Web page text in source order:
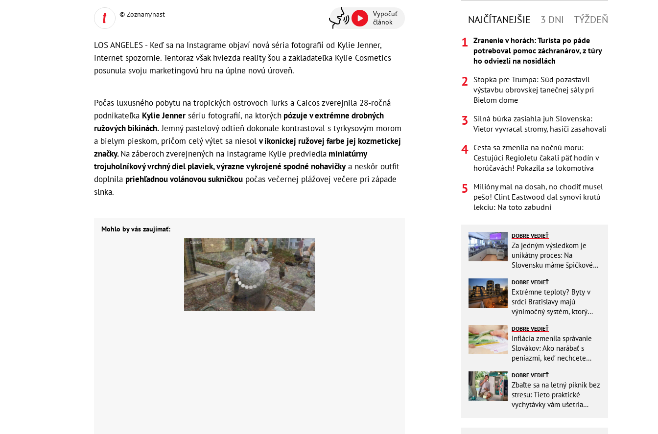
© Zoznam/nast
Vypočuť
článok
LOS ANGELES - Keď sa na Instagrame objaví nová séria fotografií od Kylie Jenner,
internet spozornie. Tentoraz však hviezda reality šou a zakladateľka Kylie Cosmetics
posunula svoju marketingovú hru na úplne novú úroveň.
Počas luxusného pobytu na tropických ostrovoch Turks a Caicos zverejnila 28-ročná
podnikateľka Kylie Jenner sériu fotografií, na ktorých pózuje v extrémne drobných
ružových bikinách.Jemný pastelový odtieň dokonale kontrastoval s tyrkysovým morom
a bielym pieskom, pričom celý výlet sa niesol v ikonickej ružovej farbe jej kozmetickej
značky.Na záberoch zverejnených na Instagrame Kylie predviedla miniatúrny
trojuholníkový vrchný diel plaviek, výrazne vykrojené spodné nohavičkya neskôr outfit
doplnila priehľadnou volánovou sukničkou počas večernej plážovej večere pri západe
slnka.
Mohlo by vás zaujímať:
NAJČÍTANEJŠIE 3 DNI TÝŽDEŇ
Zranenie v horách: Turista po páde
potreboval pomoc záchranárov, z túry
ho odviezli na nosidlách
Stopka pre Trumpa: Súd pozastavil
výstavbu obrovskej tanečnej sály pri
Bielom dome
Silná búrka zasiahla juh Slovenska:
Vietor vyvracal stromy, hasiči zasahovali
Cesta sa zmenila na nočnú moru:
Cestujúci RegioJetu čakali päť hodín v
horúčavách! Pokazila sa lokomotíva
Milióny mal na dosah, no chodiť musel
pešo! Clint Eastwood dal synovi krutú
lekciu: Na toto zabudni
DOBRE VEDIEŤ
Za jedným výsledkom je
unikátny proces: Na
Slovensku máme špičkové
DOBRE VEDIEŤ
Extrémne teploty? Byty v
srdci Bratislavy majú
výnimočný systém, ktorý
DOBRE VEDIEŤ
Inflácia zmenila správanie
Slovákov: Ako narábať s
peniazmi, keď nechcete
DOBRE VEDIEŤ
Zbaľte sa na letný piknik bez
stresu: Tieto praktické
vychytávky vám ušetria